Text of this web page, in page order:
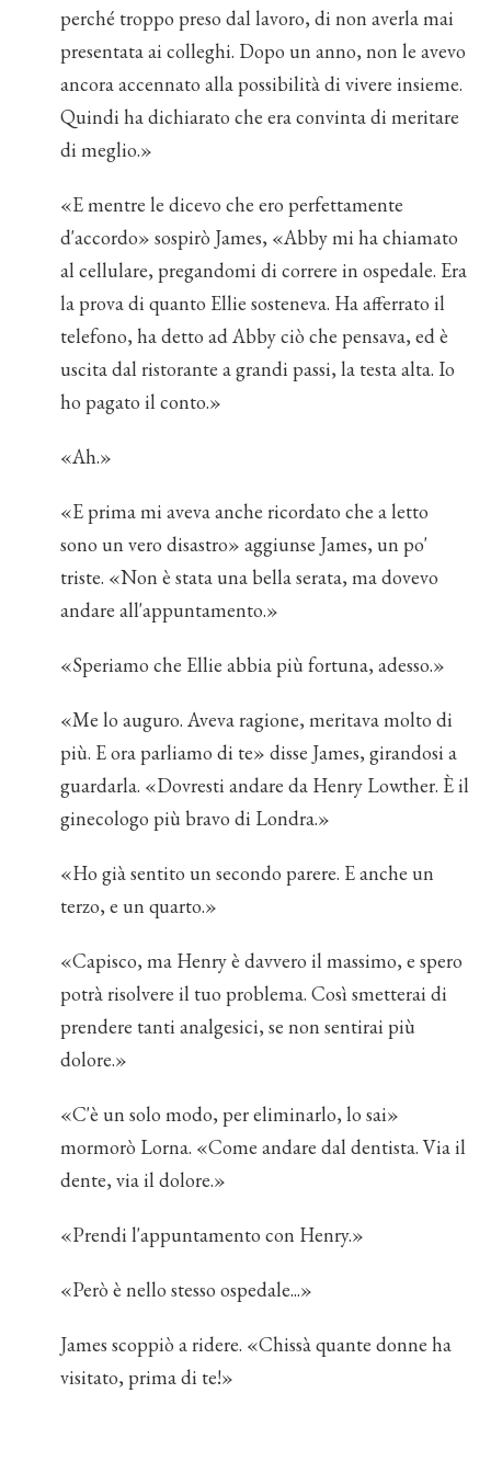
perché troppo preso dal lavoro, di non averla mai
presentata ai colleghi. Dopo un anno, non le avevo
ancora accennato alla possibilità di vivere insieme.
Quindi ha dichiarato che era convinta di meritare
di meglio.»
«E mentre le dicevo che ero perfettamente
d'accordo» sospirò James, «Abby mi ha chiamato
al cellulare, pregandomi di correre in ospedale. Era
la prova di quanto Ellie sosteneva. Ha afferrato il
telefono, ha detto ad Abby ciò che pensava, ed è
uscita dal ristorante a grandi passi, la testa alta. Io
ho pagato il conto.»
«Ah.»
«E prima mi aveva anche ricordato che a letto
sono un vero disastro» aggiunse James, un po'
triste. «Non è stata una bella serata, ma dovevo
andare all'appuntamento.»
«Speriamo che Ellie abbia più fortuna, adesso.»
«Me lo auguro. Aveva ragione, meritava molto di
più. E ora parliamo di te» disse James, girandosi a
guardarla. «Dovresti andare da Henry Lowther. È il
ginecologo più bravo di Londra.»
«Ho già sentito un secondo parere. E anche un
terzo, e un quarto.»
«Capisco, ma Henry è davvero il massimo, e spero
potrà risolvere il tuo problema. Così smetterai di
prendere tanti analgesici, se non sentirai più
dolore.»
«C'è un solo modo, per eliminarlo, lo sai»
mormorò Lorna. «Come andare dal dentista. Via il
dente, via il dolore.»
«Prendi l'appuntamento con Henry.»
«Però è nello stesso ospedale...»
James scoppiò a ridere. «Chissà quante donne ha
visitato, prima di te!»